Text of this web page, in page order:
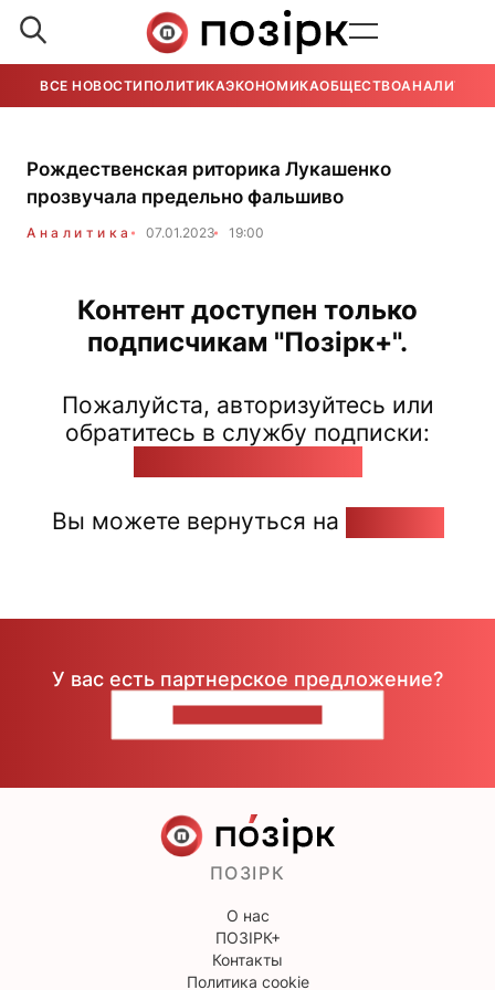
ВСЕ НОВОСТИ ПОЛИТИКАЭКОНОМИКАОБЩЕСТВОАНАЛИТИКА
Рождественская риторика Лукашенко
прозвучала предельно фальшиво
Аналитика 07.01.2023 19:00
Контент доступен только
подписчикам "Позірк+".
Пожалуйста, авторизуйтесь или
обратитесь в службу подписки:
Вы можете вернуться на
У вас есть партнерское предложение?
ПОЗІРК
О нас
ПОЗІРК+
Контакты
Политика cookie